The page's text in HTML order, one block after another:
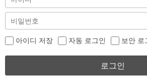
아이디 저장 자동 로그인 보안 로
로그인